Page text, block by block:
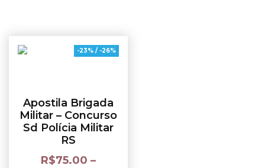
-23% / -26%
Apostila Brigada
Militar – Concurso
Sd Polícia Militar
RS
R$75.00 –